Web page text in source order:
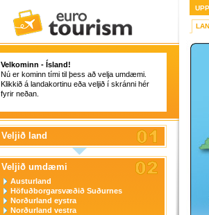
Velkominn - Ísland!
Nú er kominn tími til þess að velja umdæmi.
Klikkið á landakortinu eða veljið í skránni hér
fyrir neðan.
Veljið land
Veljið umdæmi
Austurland
Höfuðborgarsvæðið Suðurnes
Norðurland eystra
Norðurland vestra